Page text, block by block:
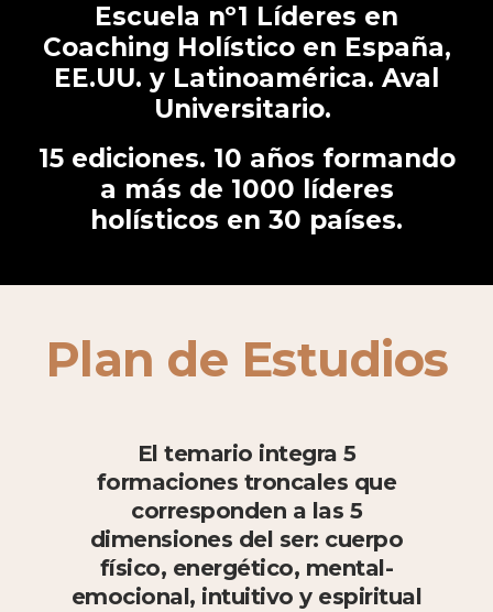
Escuela nº1 Líderes en
Coaching Holístico en España,
EE.UU. y Latinoamérica. Aval
Universitario.
15 ediciones. 10 años formando
a más de 1000 líderes
holísticos en 30 países.
Plan de Estudios
El temario integra 5
formaciones troncales que
corresponden a las 5
dimensiones del ser: cuerpo
físico, energético, mental-
emocional, intuitivo y espiritual